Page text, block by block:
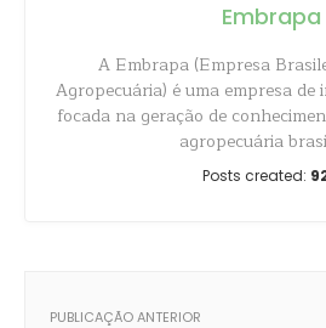
Embrapa
A Embrapa (Empresa
Agropecuária) é uma empresa
focada na geração de
agropecuária
Posts created:
PUBLICAÇÃO ANTERIOR